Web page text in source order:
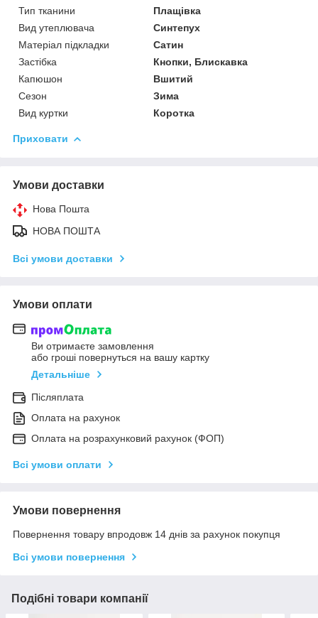
Тип тканини
Плащівка
Вид утеплювача
Синтепух
Матеріал підкладки
Сатин
Застібка
Кнопки, Блискавка
Капюшон
Вшитий
Сезон
Зима
Вид куртки
Коротка
Приховати
Умови доставки
Нова Пошта
НОВА ПОШТА
Всі умови доставки
Умови оплати
Ви отримаєте замовлення
або гроші повернуться на вашу картку
Детальніше
Післяплата
Оплата на рахунок
Оплата на розрахунковий рахунок (ФОП)
Всі умови оплати
Умови повернення
Повернення товару впродовж 14 днів за рахунок покупця
Всі умови повернення
Подібні товари компанії